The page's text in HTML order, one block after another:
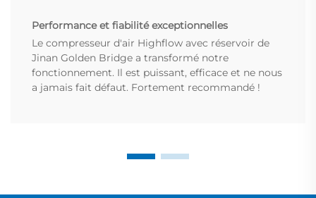
Performance et fiabilité exceptionnelles
Le compresseur d'air Highflow avec réservoir de
Jinan Golden Bridge a transformé notre
fonctionnement. Il est puissant, efficace et ne nous
a jamais fait défaut. Fortement recommandé !